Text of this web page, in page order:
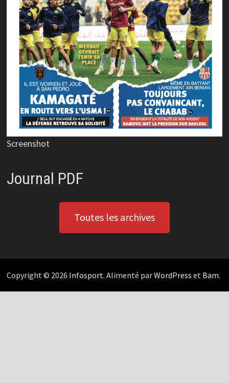
Screenshot
Journal PDF
Toutes les archives
Copyright © 2026 Infosport. Alimenté parWordPress et Bam.